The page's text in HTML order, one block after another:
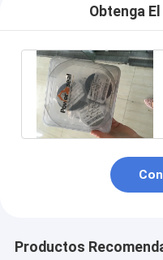
Obtenga
Productos